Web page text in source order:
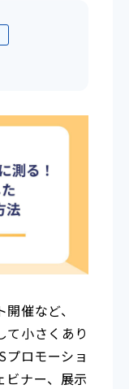
催など、
て小さくあり
プロモーショ
ビナー、展示